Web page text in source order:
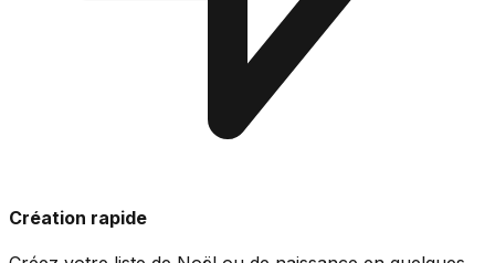
Création rapide